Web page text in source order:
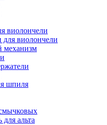
виолончели
виолончели
механизм
шпиля
альта